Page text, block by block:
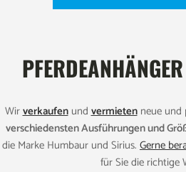
Wirverkaufenundvermietenneue und
verschiedensten Ausführungen und
die Marke Humbaur und Sirius. Gerne
für Sie die richtige